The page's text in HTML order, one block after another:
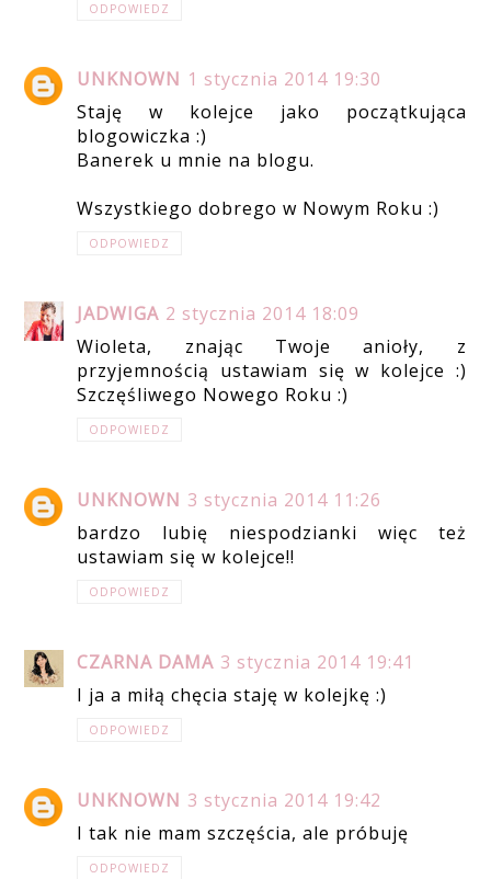
ODPOWIEDZ
UNKNOWN 1 stycznia 2014 19:30
Staję w kolejce jako początkująca
blogowiczka :)
Banerek u mnie na blogu.
Wszystkiego dobrego w Nowym Roku :)
ODPOWIEDZ
JADWIGA 2 stycznia 2014 18:09
Wioleta, znając Twoje anioły, z
przyjemnością ustawiam się w kolejce :)
Szczęśliwego Nowego Roku :)
ODPOWIEDZ
UNKNOWN 3 stycznia 2014 11:26
bardzo lubię niespodzianki więc też
ustawiam się w kolejce!!
ODPOWIEDZ
CZARNA DAMA 3 stycznia 2014 19:41
I ja a miłą chęcia staję w kolejkę :)
ODPOWIEDZ
UNKNOWN 3 stycznia 2014 19:42
I tak nie mam szczęścia, ale próbuję
ODPOWIEDZ